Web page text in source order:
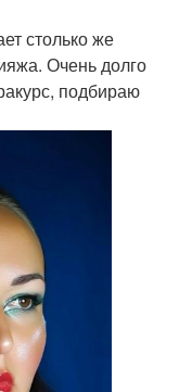
столько же
Очень долго
подбираю